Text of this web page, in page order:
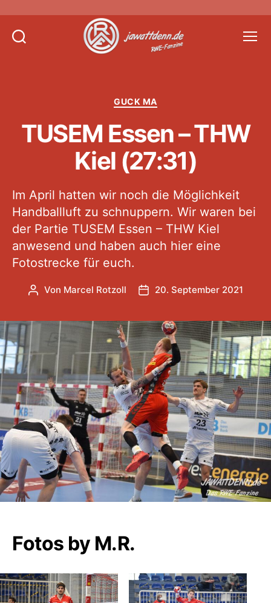
Kategorien
GUCK MA
TUSEM Essen – THW
Kiel (27:31)
Im April hatten wir noch die Möglichkeit
Handballluft zu schnuppern. Wir waren bei
der Partie TUSEM Essen – THW Kiel
anwesend und haben auch hier eine
Fotostrecke für euch.
Beitragsautor
Von Marcel Rotzoll Veröffentlichungsdatum
20. September 2021
Fotos by M.R.